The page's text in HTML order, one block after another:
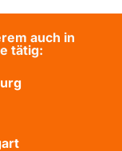
auch in
tätig: